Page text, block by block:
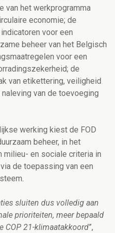
van het werkprogramma
economie; de
voor een
beheer van het Belgisch
voor een
de
van etikettering, veiligheid
van de toevoeging
werking kiest de FOD
beheer, in het
milieu- en sociale criteria in
de toepassing van een
sluiten dus volledig aan
prioriteiten, meer bepaald
COP 21-klimaatakkoord”,